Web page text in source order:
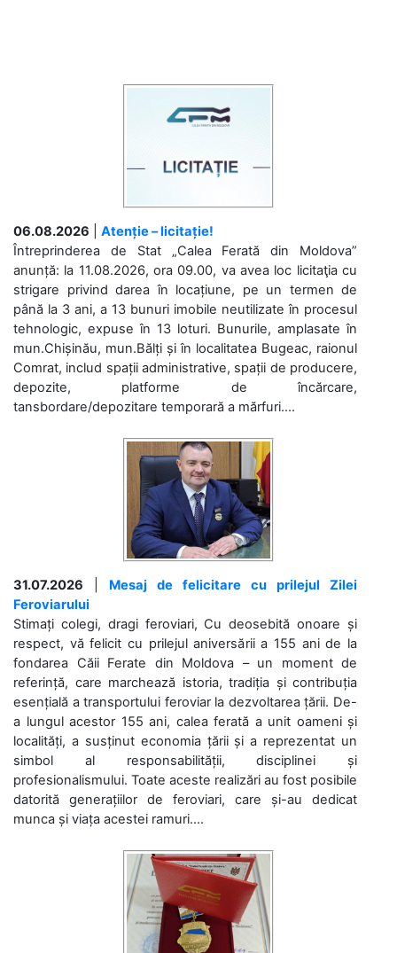
06.08.2026
Atenție – licitație!
Întreprinderea de Stat „Calea Ferată din Moldova”
anunță: la 11.08.2026, ora 09.00, va avea loc licitaţia cu
strigare privind darea în locațiune, pe un termen de
până la 3 ani, a 13 bunuri imobile neutilizate în procesul
tehnologic, expuse în 13 loturi. Bunurile, amplasate în
mun.Chișinău, mun.Bălți și în localitatea Bugeac, raionul
Comrat, includ spații administrative, spații de producere,
depozite, platforme de încărcare,
tansbordare/depozitare temporară a mărfuri....
31.07.2026
Mesaj de felicitare cu prilejul Zilei
Feroviarului
Stimați colegi, dragi feroviari, Cu deosebită onoare și
respect, vă felicit cu prilejul aniversării a 155 ani de la
fondarea Căii Ferate din Moldova – un moment de
referință, care marchează istoria, tradiția și contribuția
esențială a transportului feroviar la dezvoltarea țării. De-
a lungul acestor 155 ani, calea ferată a unit oameni și
localități, a susținut economia țării și a reprezentat un
simbol al responsabilității, disciplinei și
profesionalismului. Toate aceste realizări au fost posibile
datorită generațiilor de feroviari, care și-au dedicat
munca și viața acestei ramuri....